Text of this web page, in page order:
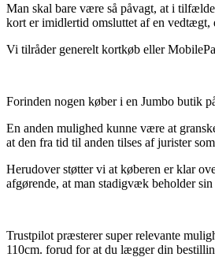
Man skal bare være så påvagt, at i
kort er imidlertid omsluttet af en
Vi tilråder generelt kortkøb eller
Forinden nogen køber i en Jumbo butik
En anden mulighed kunne være at
at den fra tid til anden tilses af jurister
Herudover støtter vi at køberen er klar
afgørende, at man stadigvæk beholder
Trustpilot præsterer super relevante
110cm. forud for at du lægger din